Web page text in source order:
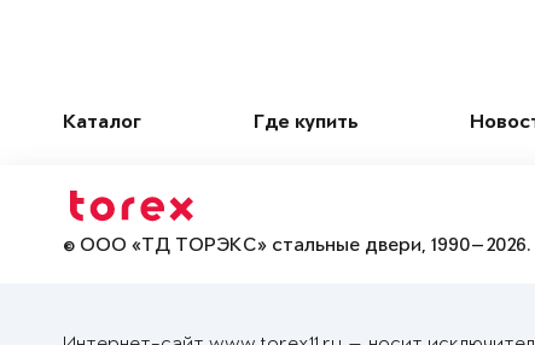
Каталог Где купить
© ООО «ТД ТОРЭКС» стальные двери, 1990—2026.